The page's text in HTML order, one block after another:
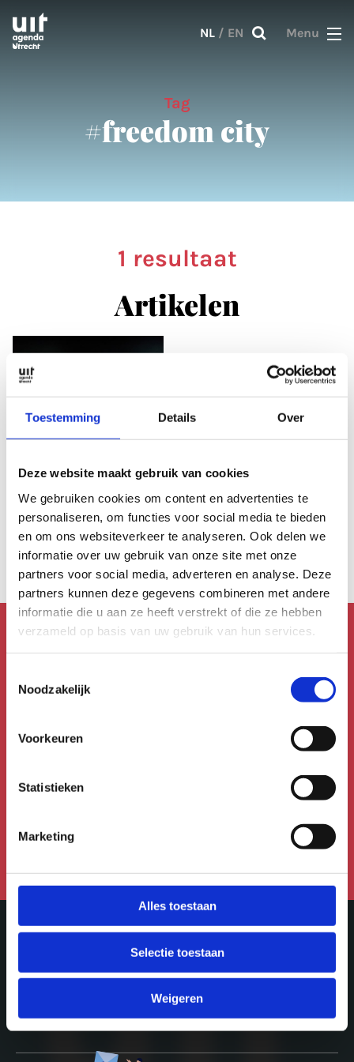
Toestemming Details Over
Deze website maakt gebruik van cookies
We gebruiken cookies om content en advertenties te
personaliseren, om functies voor social media te bieden
en om ons websiteverkeer te analyseren. Ook delen we
informatie over uw gebruik van onze site met onze
partners voor social media, adverteren en analyse. Deze
partners kunnen deze gegevens combineren met andere
informatie die u aan ze heeft verstrekt of die ze hebben
verzameld op basis van uw gebruik van hun services.
Noodzakelijk
Voorkeuren
Statistieken
Marketing
Alles toestaan
Selectie toestaan
Weigeren
Skip to main content
NL / EN Menu
Tag
#freedom city
1 resultaat
Artikelen
Interviews
Freedom City: Uit de
underground, in de
spotlights
Schrijf je in voor de
Meer in Utrecht
ontdek-utrecht.nl